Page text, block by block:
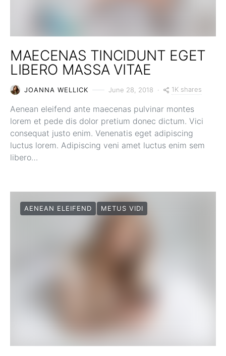
MAECENAS TINCIDUNT EGET
LIBERO MASSA VITAE
JOANNA WELLICK June 28, 2018 1K shares
Aenean eleifend ante maecenas pulvinar montes
lorem et pede dis dolor pretium donec dictum. Vici
consequat justo enim. Venenatis eget adipiscing
luctus lorem. Adipiscing veni amet luctus enim sem
libero…
AENEAN ELEIFEND METUS VIDI